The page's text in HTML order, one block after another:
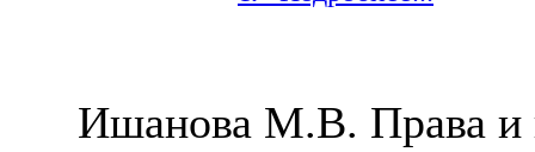
Ишанова М.В. Права и